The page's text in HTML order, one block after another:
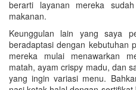
berarti layanan mereka
makanan.
Keunggulan lain yang saya
beradaptasi dengan kebutuhan
mereka mulai menawarkan
matah, ayam crispy madu, dan
yang ingin variasi menu.